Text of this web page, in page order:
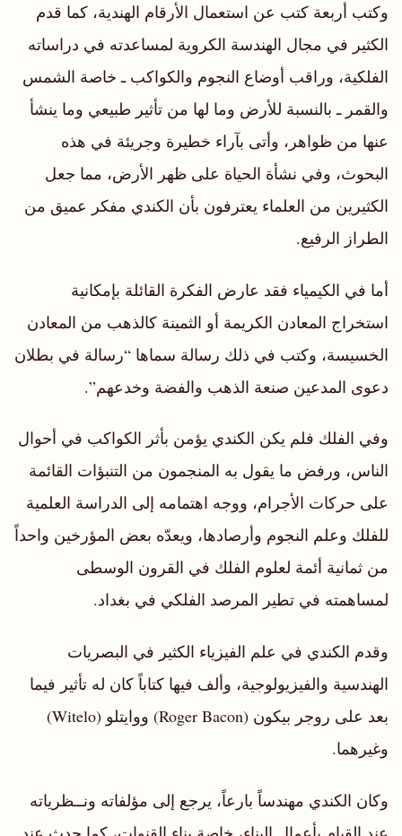
وكتب أربعة كتب عن استعمال الأرقام الهندية، كما قدم
الكثير في مجال الهندسة الكروية لمساعدته في دراساته
الفلكية، وراقب أوضاع النجوم والكواكب ـ خاصة الشمس
والقمر ـ بالنسبة للأرض وما لها من تأثير طبيعي وما ينشأ
عنها من ظواهر، وأتى بآراء خطيرة وجريئة في هذه
البحوث، وفي نشأة الحياة على ظهر الأرض، مما جعل
الكثيرين من العلماء يعترفون بأن الكندي مفكر عميق من
الطراز الرفيع.
أما في الكيمياء فقد عارض الفكرة القائلة بإمكانية
استخراج المعادن الكريمة أو الثمينة كالذهب من المعادن
الخسيسة، وكتب في ذلك رسالة سماها “رسالة في بطلان
دعوى المدعين صنعة الذهب والفضة وخدعهم”.
وفي الفلك فلم يكن الكندي يؤمن بأثر الكواكب في أحوال
الناس، ورفض ما يقول به المنجمون من التنبؤات القائمة
على حركات الأجرام، ووجه اهتمامه إلى الدراسة العلمية
للفلك وعلم النجوم وأرصادها، ويعدّه بعض المؤرخين واحداً
من ثمانية أئمة لعلوم الفلك في القرون الوسطى
لمساهمته في تطير المرصد الفلكي في بغداد.
وقدم الكندي في علم الفيزياء الكثير في البصريات
الهندسية والفيزيولوجية، وألف فيها كتاباً كان له تأثير فيما
بعد على روجر بيكون (Roger Bacon) ووايتلو (Witelo)
وغيرهما.
وكان الكندي مهندساً بارعاً، يرجع إلى مؤلفاته ونــظرياته